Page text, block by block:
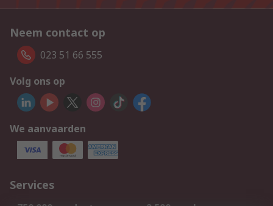
Neem contact op
023 51 66 555
Volg ons op
We aanvaarden
Services